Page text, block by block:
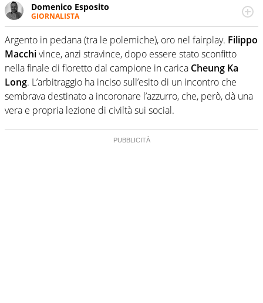
Domenico Esposito
GIORNALISTA
Da vent’anni in campo e sul campo per vivere ogni evento
in tutte le sue sfaccettature. Passione smisurata per il
calcio e per la sfera di cuoio. Il pallone è una cosa
serissima, guai a dirgli di no
Argento in pedana (tra le polemiche), oro nel fairplay. Filippo
Macchivince, anzi stravince, dopo essere stato sconfitto
nella finale di fioretto dal campione in carica Cheung Ka
Long. L’arbitraggio ha inciso sull’esito di un incontro che
sembrava destinato a incoronare l’azzurro, che, però, dà una
vera e propria lezione di civiltà sui social.